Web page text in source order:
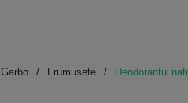
Garbo Frumusete Deodorantul